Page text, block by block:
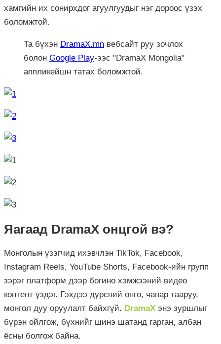
хамгийн их сонирхдог агуулгуудыг нэг дороос үзэх
боломжтой.
Та бүхэн DramaX.mn вебсайт руу зочлох
болон Google Play-ээс "DramaX Mongolia"
аппликейшн татах боломжтой.
Яагаад DramaX онцгой вэ?
Монголын үзэгчид ихэвчлэн TikTok, Facebook,
Instagram Reels, YouTube Shorts, Facebook-ийн групп
зэрэг платформ дээр богино хэмжээний видео
контент үздэг. Гэхдээ дүрсний өнгө, чанар тааруу,
монгол дуу оруулалт байхгүй. DramaX энэ зуршлыг
бүрэн ойлгож, бүхнийг шинэ шатанд гарган, албан
ёсны болгож байна.